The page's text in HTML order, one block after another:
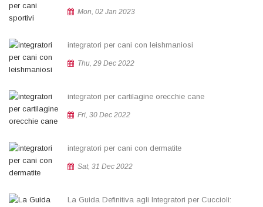
Mon, 02 Jan 2023
integratori per cani con leishmaniosi
Thu, 29 Dec 2022
integratori per cartilagine orecchie cane
Fri, 30 Dec 2022
integratori per cani con dermatite
Sat, 31 Dec 2022
La Guida Definitiva agli Integratori per Cuccioli: